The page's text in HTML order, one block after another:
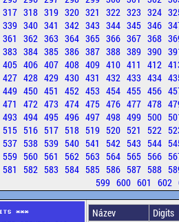
317 318 319 320 321 322 323 324
339 340 341 342 343 344 345 346
361 362 363 364 365 366 367 368
383 384 385 386 387 388 389 390
405 406 407 408 409 410 411 412
427 428 429 430 431 432 433 434
449 450 451 452 453 454 455 456
471 472 473 474 475 476 477 478
493 494 495 496 497 498 499 500
515 516 517 518 519 520 521 522
537 538 539 540 541 542 543 544
559 560 561 562 563 564 565 566
581 582 583 584 585 586 587 588
599 600 601 602
Název Digits